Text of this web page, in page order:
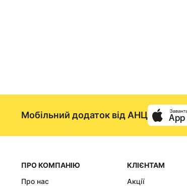
Мобільний додаток від АНЦ
ПРО КОМПАНІЮ
Про нас
КЛІЄНТАМ
Акції